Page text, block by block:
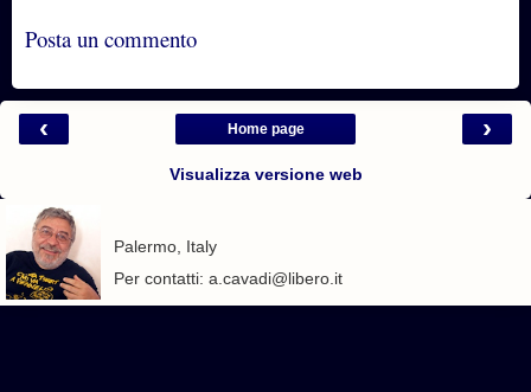
Posta un commento
‹ ›
Home page
Visualizza versione web
Palermo, Italy
Per contatti: a.cavadi@libero.it